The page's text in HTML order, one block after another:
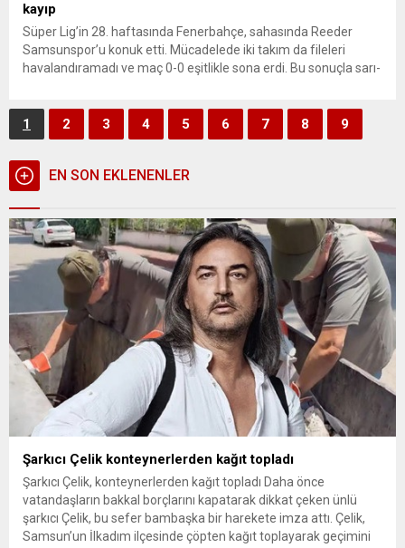
kayıp
Süper Lig’in 28. haftasında Fenerbahçe, sahasında Reeder
Samsunspor’u konuk etti. Mücadelede iki takım da fileleri
havalandıramadı ve maç 0-0 eşitlikle sona erdi. Bu sonuçla sarı-
Kadıköy’de Gol Sessizliği Bu sezon evinde oynadığı tüm lig...
1 2 3 4 5 6 7 8 9
EN SON EKLENENLER
Şarkıcı Çelik konteynerlerden kağıt topladı
Şarkıcı Çelik, konteynerlerden kağıt topladı Daha önce
vatandaşların bakkal borçlarını kapatarak dikkat çeken ünlü
şarkıcı Çelik, bu sefer bambaşka bir harekete imza attı. Çelik,
Samsun’un İlkadım ilçesinde çöpten kağıt toplayarak geçimini